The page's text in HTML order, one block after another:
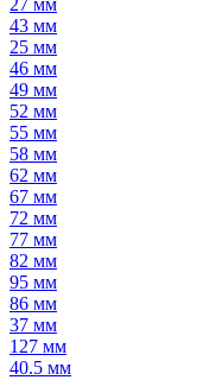
27 мм
43 мм
25 мм
46 мм
49 мм
52 мм
55 мм
58 мм
62 мм
67 мм
72 мм
77 мм
82 мм
95 мм
86 мм
37 мм
127 мм
40.5 мм